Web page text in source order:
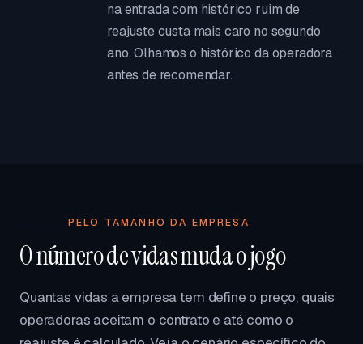
na entrada com histórico ruim de
reajuste custa mais caro no segundo
ano. Olhamos o histórico da operadora
antes de recomendar.
PELO TAMANHO DA EMPRESA
O número de vidas muda o jogo
Quantas vidas a empresa tem define o preço, quais
operadoras aceitam o contrato e até como o